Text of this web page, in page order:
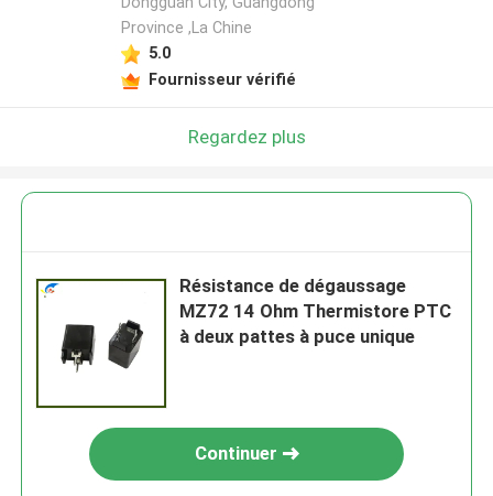
Province ,La Chine
5.0
Fournisseur vérifié
Regardez plus
Résistance de dégaussage
MZ72 14 Ohm Thermistore PTC
à deux pattes à puce unique
Continuer